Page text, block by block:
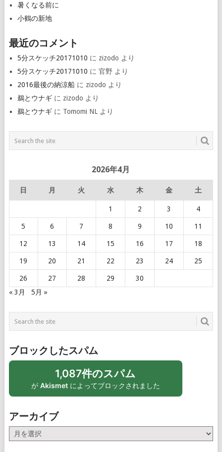
暑くなる前に
小鶴の新地
最近のコメント
5分スケッチ20171010 に zizodo より
5分スケッチ20171010 に 官野 より
2016最後の納涼船に zizodo より
鵜とウナギに zizodo より
鵜とウナギに Tomomi NLより
2026年4月
日 月 火 水 木 金 土
1 2 3 4
5 6 7 8 9 10 11
12 13 14 15 16 17 18
19 20 21 22 23 24 25
26 27 28 29
30
« 3月
5月 »
ブロックしたスパム
1,087件のスパム
が Akismetによってブロックされました
アーカイブ
ー